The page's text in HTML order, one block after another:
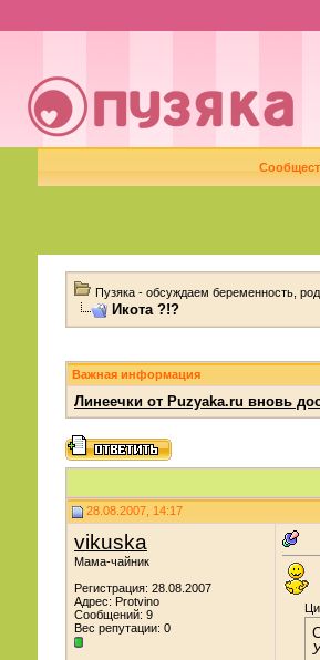
Пузяка - обсуждаем беременность,
Икота ?!?
Важная информация
Линеечки от Puzyaka.ru вновь
28.08.2007, 14:17
vikuska
Мама-чайник
Регистрация: 28.08.2007
Адрес: Protvino
Сообщений: 9
Вес репутации: 0